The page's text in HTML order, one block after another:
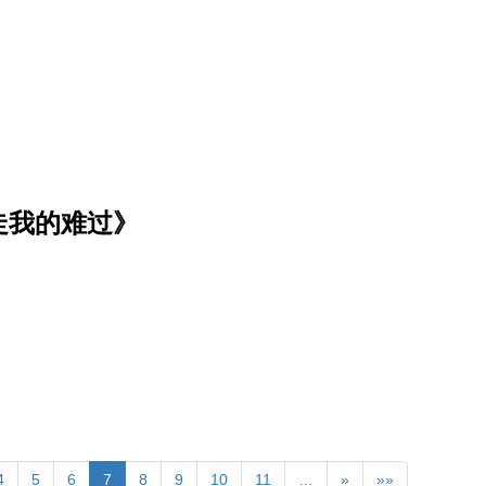
的难过》
5 6 7 8 9 10 11 » »»